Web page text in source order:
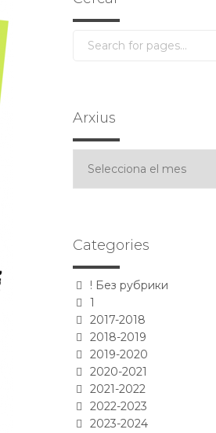
Arxius
Categories
! Без рубрики
1
2017-2018
2018-2019
2019-2020
2020-2021
2021-2022
2022-2023
2023-2024